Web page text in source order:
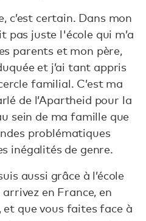
c’est certain. Dans mon
pas juste l'école qui m’a
parents et mon père,
et j’ai tant appris
familial. C’est ma
de l’Apartheid pour la
sein de ma famille que
problématiques
inégalités de genre.
aussi grâce à l’école
en France, en
que vous faites face à